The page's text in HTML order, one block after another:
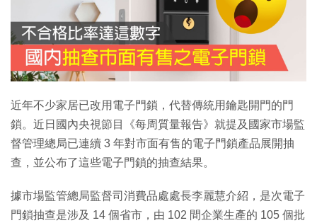
近年不少家居已改用電子門鎖，代替傳統用鑰匙開門的門
鎖。近日國內央視節目《每周質量報告》就提及國家市場監
督管理總局已連續 3 年對市面有售的電子門鎖產品展開抽
查，並公布了這些電子門鎖的抽查結果。
據市場監管總局監督司消費品處處長李麗慧介紹，是次電子
門鎖抽查是涉及 14 個省市，由 102 間企業生產的 105 個批